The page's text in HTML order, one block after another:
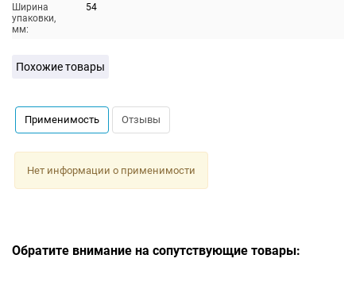
Ширина
упаковки,
мм:
54
Похожие товары
Применимость Отзывы
Нет информации о применимости
Обратите внимание на сопутствующие товары: